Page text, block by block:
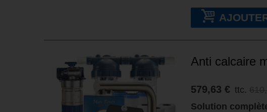
Anti calcaire
579,63 € ttc.
Solution